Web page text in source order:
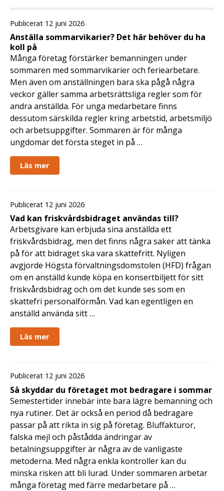
Publicerat 12 juni 2026
Anställa sommarvikarier? Det här behöver du ha
koll på
Många företag förstärker bemanningen under
sommaren med sommarvikarier och feriearbetare.
Men även om anställningen bara ska pågå några
veckor gäller samma arbetsrättsliga regler som för
andra anställda. För unga medarbetare finns
dessutom särskilda regler kring arbetstid, arbetsmiljö
och arbetsuppgifter. Sommaren är för många
ungdomar det första steget in på …
Läs mer
Publicerat 12 juni 2026
Vad kan friskvårdsbidraget användas till?
Arbetsgivare kan erbjuda sina anställda ett
friskvårdsbidrag, men det finns några saker att tänka
på för att bidraget ska vara skattefritt. Nyligen
avgjorde Högsta förvaltningsdomstolen (HFD) frågan
om en anställd kunde köpa en konsertbiljett för sitt
friskvårdsbidrag och om det kunde ses som en
skattefri personalförmån. Vad kan egentligen en
anställd använda sitt …
Läs mer
Publicerat 12 juni 2026
Så skyddar du företaget mot bedragare i sommar
Semestertider innebär inte bara lägre bemanning och
nya rutiner. Det är också en period då bedragare
passar på att rikta in sig på företag. Bluffakturor,
falska mejl och påstådda ändringar av
betalningsuppgifter är några av de vanligaste
metoderna. Med några enkla kontroller kan du
minska risken att bli lurad. Under sommaren arbetar
många företag med färre medarbetare på …